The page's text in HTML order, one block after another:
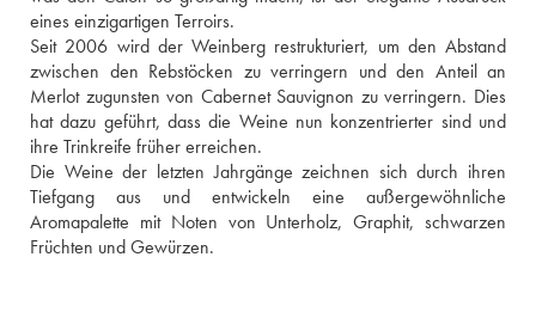
eines einzigartigen Terroirs.
Seit 2006 wird der Weinberg restrukturiert, um den Abstand
zwischen den Rebstöcken zu verringern und den Anteil an
Merlot zugunsten von Cabernet Sauvignon zu verringern. Dies
hat dazu geführt, dass die Weine nun konzentrierter sind und
ihre Trinkreife früher erreichen.
Die Weine der letzten Jahrgänge zeichnen sich durch ihren
Tiefgang aus und entwickeln eine außergewöhnliche
Aromapalette mit Noten von Unterholz, Graphit, schwarzen
Früchten und Gewürzen.